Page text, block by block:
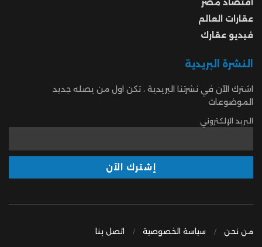
اقتصاد مصر
عقارات العالم
فيديو عقارك
النشرة البريدية
اشترك الآن في نشرتنا البريدية ، تكن اول من يصله جديد
الموضوعات
البريد الإلكتروني
من نحن سياسة الخصوصية اتصل بنا